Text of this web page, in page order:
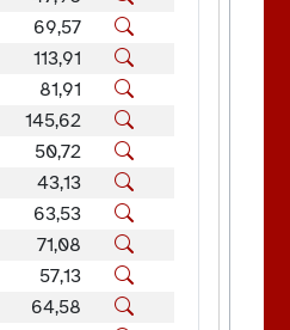
69,57
113,91
81,91
145,62
50,72
43,13
63,53
71,08
57,13
64,58